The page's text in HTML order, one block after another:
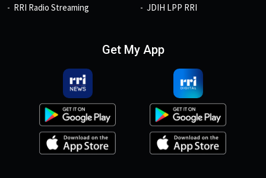
RRI Radio Streaming
JDIH LPP RRI
Get My App